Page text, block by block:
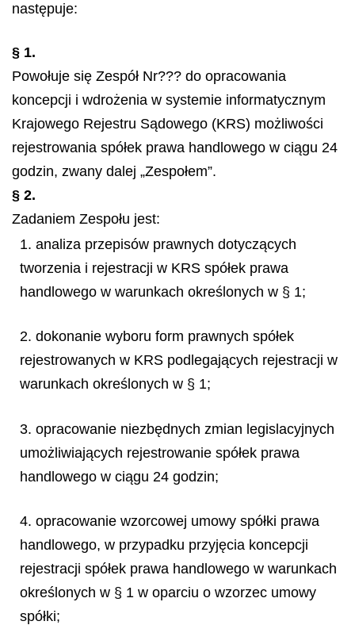
następuje:
§ 1.
Powołuje się Zespół Nr??? do opracowania
koncepcji i wdrożenia w systemie informatycznym
Krajowego Rejestru Sądowego (KRS) możliwości
rejestrowania spółek prawa handlowego w ciągu 24
godzin, zwany dalej „Zespołem”.
§ 2.
Zadaniem Zespołu jest:
1. analiza przepisów prawnych dotyczących
tworzenia i rejestracji w KRS spółek prawa
handlowego w warunkach określonych w § 1;
2. dokonanie wyboru form prawnych spółek
rejestrowanych w KRS podlegających rejestracji w
warunkach określonych w § 1;
3. opracowanie niezbędnych zmian legislacyjnych
umożliwiających rejestrowanie spółek prawa
handlowego w ciągu 24 godzin;
4. opracowanie wzorcowej umowy spółki prawa
handlowego, w przypadku przyjęcia koncepcji
rejestracji spółek prawa handlowego w warunkach
określonych w § 1 w oparciu o wzorzec umowy
spółki;